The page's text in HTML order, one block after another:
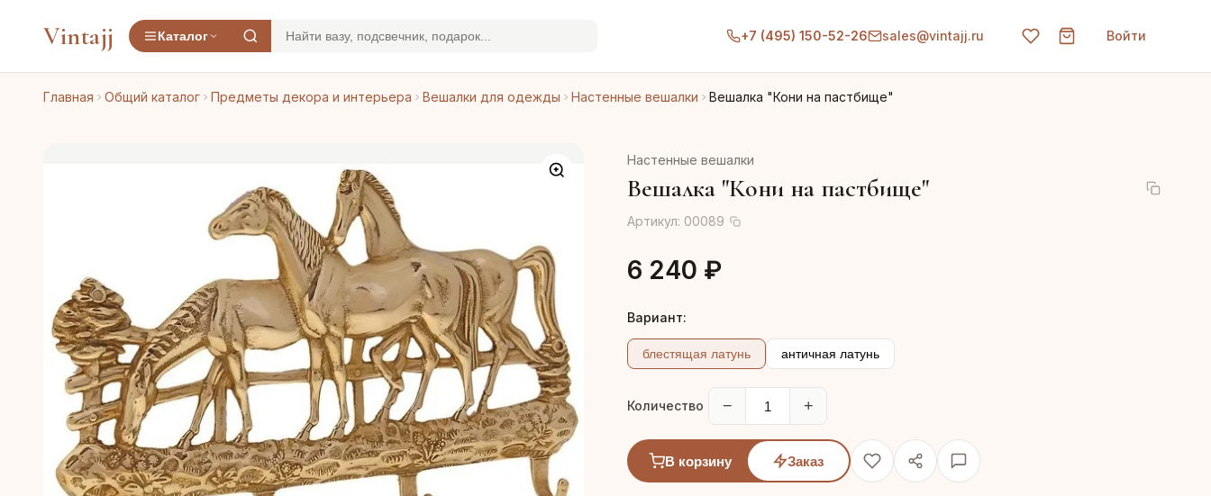
Vintajj Каталог +7 (495) 150-52-26 sales@vintajj.ru Войти
Главная Общий каталог Предметы декора и интерьера Вешалки для одежды Настенные вешалки Вешалка "Кони на пастбище"
Настенные вешалки
Вешалка "Кони на пастбище"
Артикул: 00089
6 240 ₽
Вариант:
блестящая латунь античная латунь
Количество − +
В корзину Заказ